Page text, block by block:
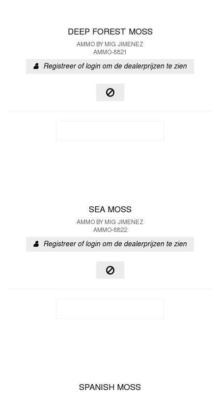
DEEP FOREST MOSS
AMMO BY MIG JIMENEZ
AMMO-8821
Registreer of login om de dealerprijzen te zien
SEA MOSS
AMMO BY MIG JIMENEZ
AMMO-8822
Registreer of login om de dealerprijzen te zien
SPANISH MOSS